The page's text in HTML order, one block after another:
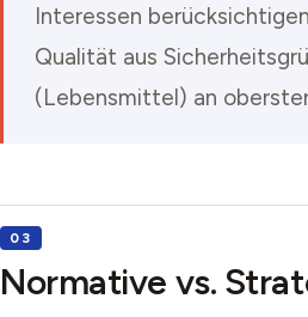
Interessen
Qualität aus
(Lebensmittel) an
Normative vs.